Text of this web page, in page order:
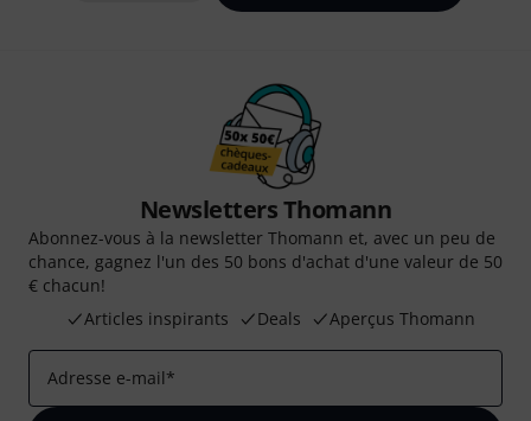
Newsletters Thomann
Abonnez-vous à la newsletter Thomann et, avec un peu de
chance, gagnez l'un des 50 bons d'achat d'une valeur de 50
€ chacun!
Articles inspirants
Deals Aperçus Thomann
Adresse e-mail*